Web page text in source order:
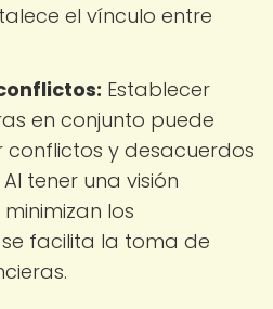
el vínculo entre
Establecer
en conjunto puede
y desacuerdos
tener una visión
los
facilita la toma de